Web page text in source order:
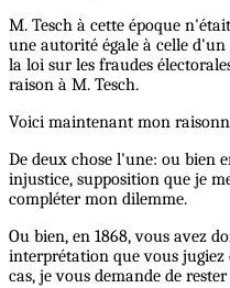
M. Tesch à cette époque
une autorité égale à celle
la loi sur les fraudes
raison à M. Tesch.
Voici maintenant mon
De deux chose l'une: ou bien
injustice, supposition que je
compléter mon dilemme.
Ou bien, en 1868, vous avez
interprétation que vous jugiez
cas, je vous demande de